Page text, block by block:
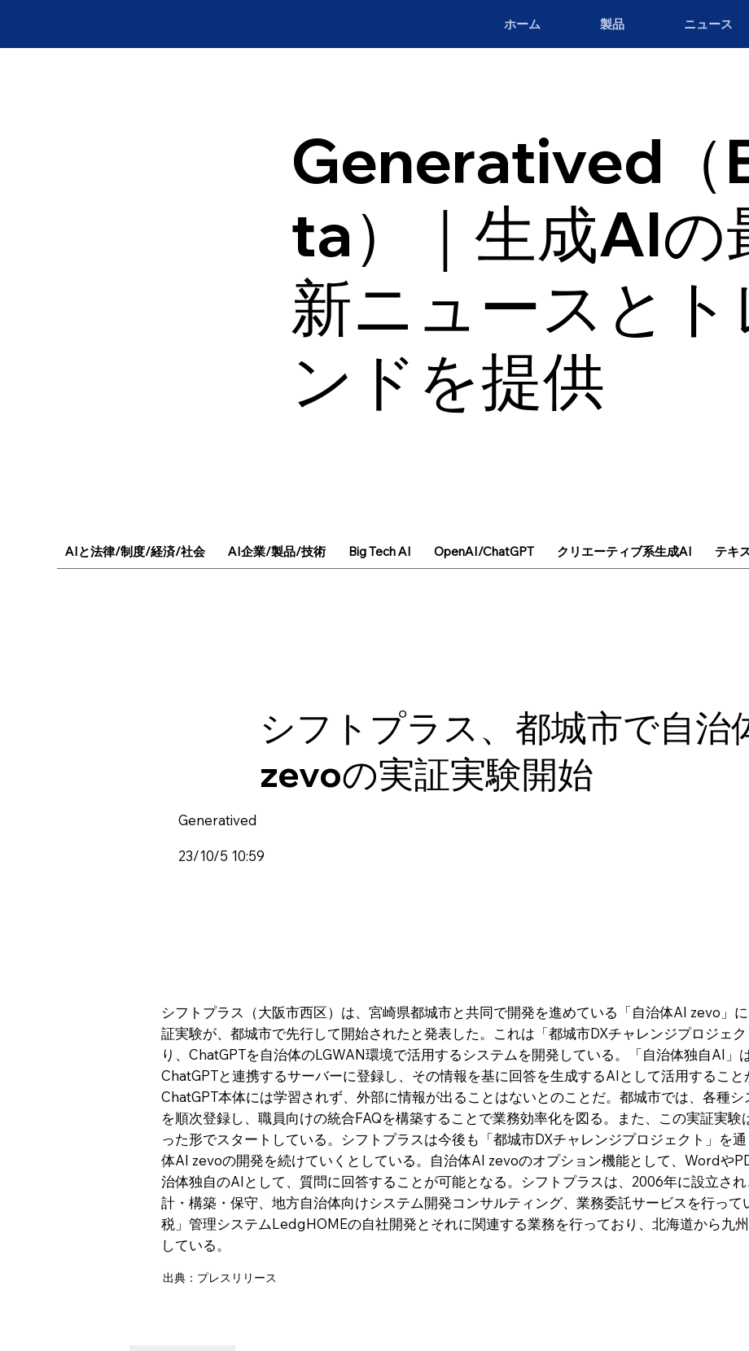
ホーム 製品 ニュース
Generatived（
ta）｜生成AIの
新ニュースとト
ンドを提供
シフトプラス、都城市で自治
zevoの実証実験開始
Generatived
23/10/5 10:59
シフトプラス（大阪市西区）は、宮崎県都城市と共同で開発を進めている「自治体AI zevo」
証実験が、都城市で先行して開始されたと発表した。これは「都城市DXチャレンジプロジェ
り、ChatGPTを自治体のLGWAN環境で活用するシステムを開発している。「自治体独自AI」
ChatGPTと連携するサーバーに登録し、その情報を基に回答を生成するAIとして活用するこ
ChatGPT本体には学習されず、外部に情報が出ることはないとのことだ。都城市では、各種
を順次登録し、職員向けの統合FAQを構築することで業務効率化を図る。また、この実証実験
った形でスタートしている。シフトプラスは今後も「都城市DXチャレンジプロジェクト」を
体AI zevoの開発を続けていくとしている。自治体AI zevoのオプション機能として、Wordや
治体独自のAIとして、質問に回答することが可能となる。シフトプラスは、2006年に設立さ
計・構築・保守、地方自治体向けシステム開発コンサルティング、業務委託サービスを行って
税」管理システムLedgHOMEの自社開発とそれに関連する業務を行っており、北海道から九
している。
出典：プレスリリース
AIと法律/制度/経済/社会 AI企業/製品/技術 Big Tech AI OpenAI/ChatGPT クリエーティブ系生成AI テキ